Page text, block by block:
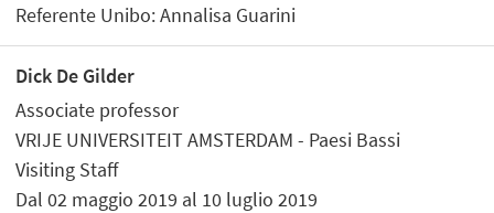
Referente Unibo: Annalisa Guarini
Dick De Gilder
Associate professor
VRIJE UNIVERSITEIT AMSTERDAM - Paesi Bassi
Visiting Staff
Dal 02 maggio 2019 al 10 luglio 2019